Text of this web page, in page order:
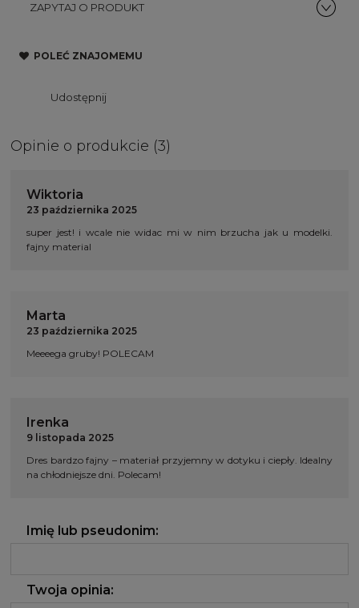
ZAPYTAJ O PRODUKT
POLEĆ ZNAJOMEMU
Udostępnij
Opinie o produkcie (3)
Wiktoria
23 października 2025
super jest! i wcale nie widac mi w nim brzucha jak u modelki.
fajny material
Marta
23 października 2025
Meeeega gruby! POLECAM
Irenka
9 listopada 2025
Dres bardzo fajny – materiał przyjemny w dotyku i ciepły. Idealny
na chłodniejsze dni. Polecam!
Imię lub pseudonim:
Twoja opinia: